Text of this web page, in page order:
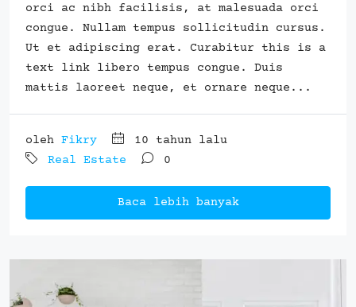
orci ac nibh facilisis, at malesuada orci
congue. Nullam tempus sollicitudin cursus.
Ut et adipiscing erat. Curabitur this is a
text link libero tempus congue. Duis
mattis laoreet neque, et ornare neque...
oleh Fikry
10 tahun lalu
Real Estate
0
Baca lebih banyak